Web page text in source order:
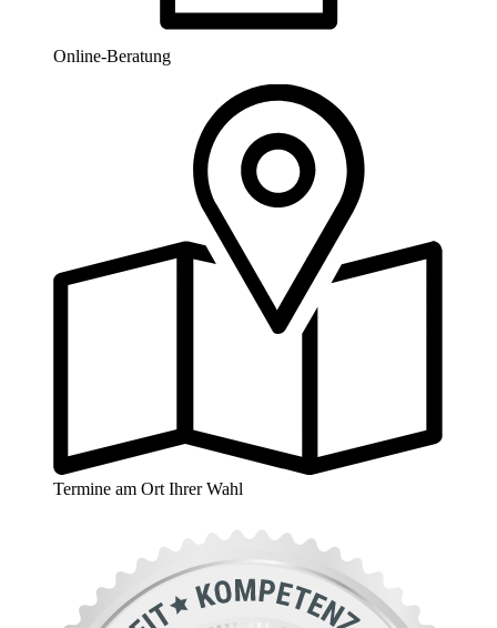
Online-Beratung
Termine am Ort Ihrer Wahl